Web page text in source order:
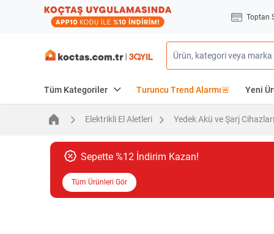
Toptan
Tüm Kategoriler Turuncu Trend Alarmı🚨 Yeni
Elektrikli El Aletleri Yedek Akü ve Şarj Cihazları
Sepette %12 İndirim Kazan!
Tüm Ürünleri Gör